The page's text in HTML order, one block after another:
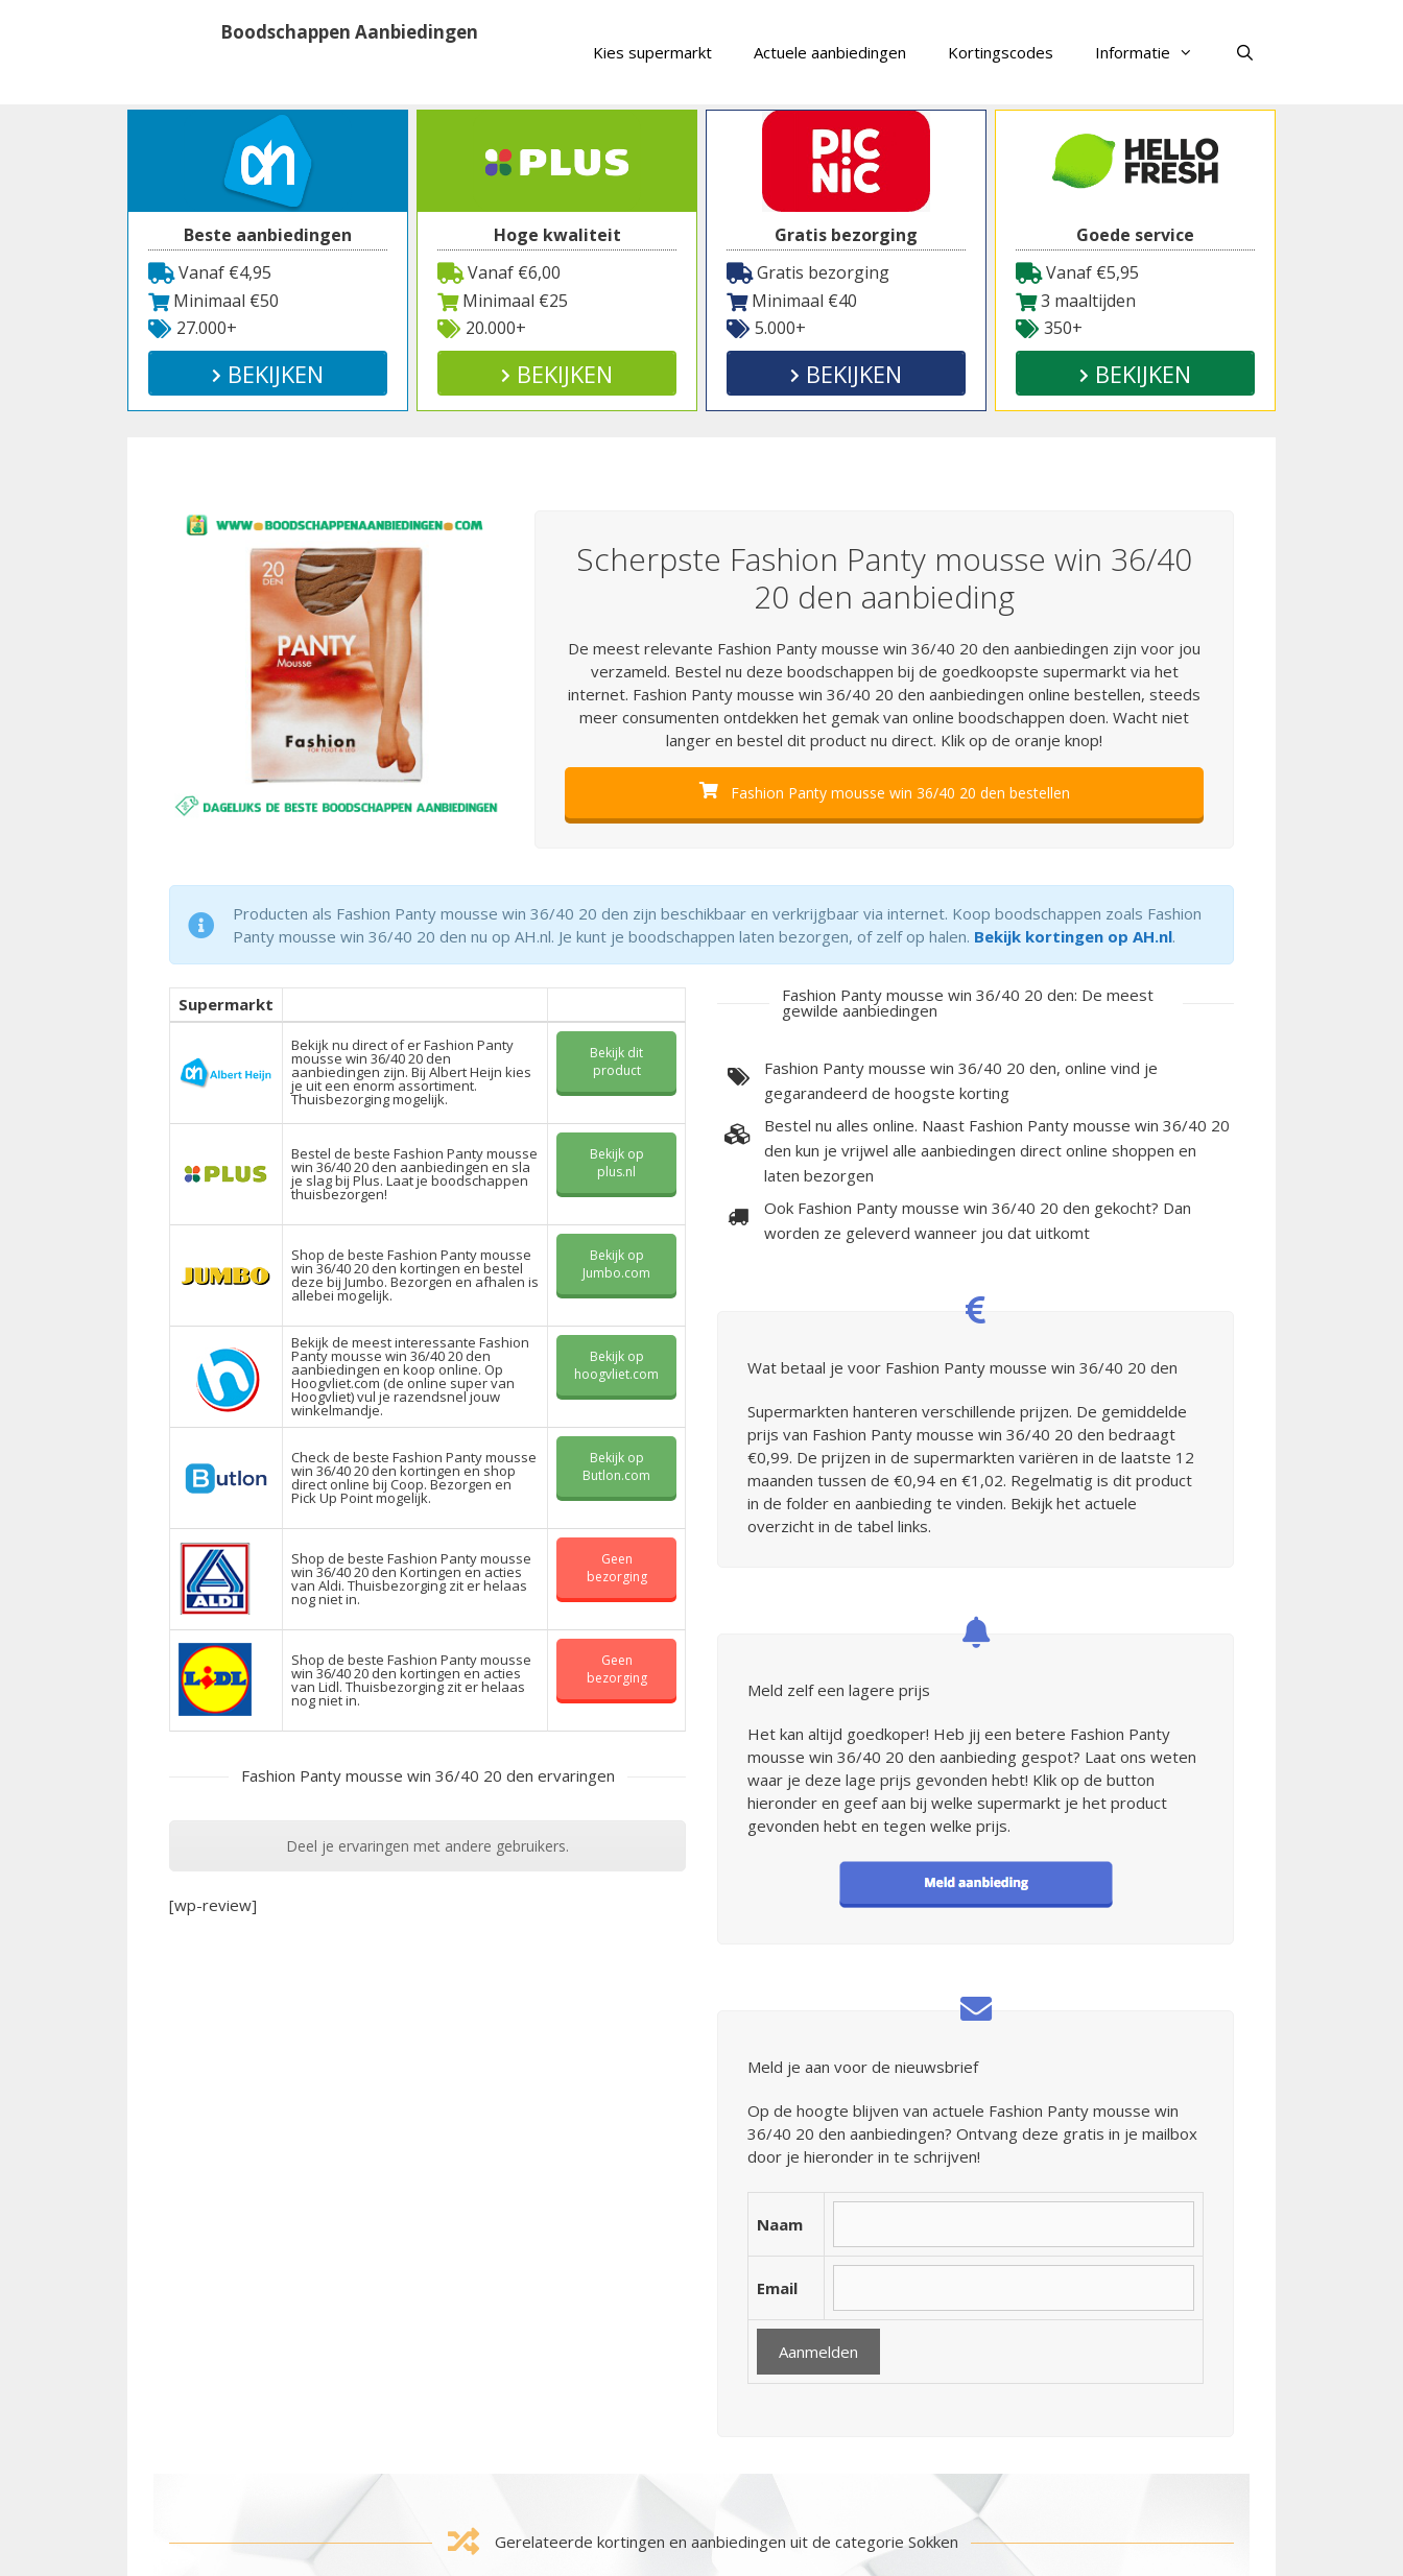
Boodschappen Aanbiedingen
Kies supermarkt Actuele aanbiedingen Kortingscodes Informatie
Beste aanbiedingen
Vanaf €4,95
Minimaal €50
27.000+
BEKIJKEN
Hoge kwaliteit
Vanaf €6,00
Minimaal €25
20.000+
BEKIJKEN
Gratis bezorging
Gratis bezorging
Minimaal €40
5.000+
BEKIJKEN
Goede service
Vanaf €5,95
3 maaltijden
350+
BEKIJKEN
Scherpste Fashion Panty mousse win 36/40
20 den aanbieding
De meest relevante Fashion Panty mousse win 36/40 20 den aanbiedingen zijn voor jou
verzameld. Bestel nu deze boodschappen bij de goedkoopste supermarkt via het
internet. Fashion Panty mousse win 36/40 20 den aanbiedingen online bestellen, steeds
meer consumenten ontdekken het gemak van online boodschappen doen. Wacht niet
langer en bestel dit product nu direct. Klik op de oranje knop!
Fashion Panty mousse win 36/40 20 den bestellen
Producten als Fashion Panty mousse win 36/40 20 den zijn beschikbaar en verkrijgbaar via internet. Koop boodschappen zoals Fashion
Panty mousse win 36/40 20 den nu op AH.nl. Je kunt je boodschappen laten bezorgen, of zelf op halen. Bekijk kortingen op AH.nl.
Supermarkt
Bekijk nu direct of er Fashion Panty
mousse win 36/40 20 den
aanbiedingen zijn. Bij Albert Heijn kies
je uit een enorm assortiment.
Thuisbezorging mogelijk.
Bekijk dit
product
Bestel de beste Fashion Panty mousse
win 36/40 20 den aanbiedingen en sla
je slag bij Plus. Laat je boodschappen
thuisbezorgen!
Bekijk op
plus.nl
Shop de beste Fashion Panty mousse
win 36/40 20 den kortingen en bestel
deze bij Jumbo. Bezorgen en afhalen is
allebei mogelijk.
Bekijk op
Jumbo.com
Bekijk de meest interessante Fashion
Panty mousse win 36/40 20 den
aanbiedingen en koop online. Op
Hoogvliet.com (de online super van
Hoogvliet) vul je razendsnel jouw
winkelmandje.
Bekijk op
hoogvliet.com
Check de beste Fashion Panty mousse
win 36/40 20 den kortingen en shop
direct online bij Coop. Bezorgen en
Pick Up Point mogelijk.
Bekijk op
Butlon.com
Shop de beste Fashion Panty mousse
win 36/40 20 den Kortingen en acties
van Aldi. Thuisbezorging zit er helaas
nog niet in.
Geen
bezorging
Shop de beste Fashion Panty mousse
win 36/40 20 den kortingen en acties
van Lidl. Thuisbezorging zit er helaas
nog niet in.
Geen
bezorging
Fashion Panty mousse win 36/40 20 den ervaringen
Deel je ervaringen met andere gebruikers.
[wp-review]
Fashion Panty mousse win 36/40 20 den: De meest
gewilde aanbiedingen
Fashion Panty mousse win 36/40 20 den, online vind je
gegarandeerd de hoogste korting
Bestel nu alles online. Naast Fashion Panty mousse win 36/40 20
den kun je vrijwel alle aanbiedingen direct online shoppen en
laten bezorgen
Ook Fashion Panty mousse win 36/40 20 den gekocht? Dan
worden ze geleverd wanneer jou dat uitkomt
Wat betaal je voor Fashion Panty mousse win 36/40 20 den
Supermarkten hanteren verschillende prijzen. De gemiddelde
prijs van Fashion Panty mousse win 36/40 20 den bedraagt
€0,99. De prijzen in de supermarkten variëren in de laatste 12
maanden tussen de €0,94 en €1,02. Regelmatig is dit product
in de folder en aanbieding te vinden. Bekijk het actuele
overzicht in de tabel links.
Meld zelf een lagere prijs
Het kan altijd goedkoper! Heb jij een betere Fashion Panty
mousse win 36/40 20 den aanbieding gespot? Laat ons weten
waar je deze lage prijs gevonden hebt! Klik op de button
hieronder en geef aan bij welke supermarkt je het product
gevonden hebt en tegen welke prijs.
Meld je aan voor de nieuwsbrief
Op de hoogte blijven van actuele Fashion Panty mousse win
36/40 20 den aanbiedingen? Ontvang deze gratis in je mailbox
door je hieronder in te schrijven!
Naam
Email
Gerelateerde kortingen en aanbiedingen uit de categorie Sokken